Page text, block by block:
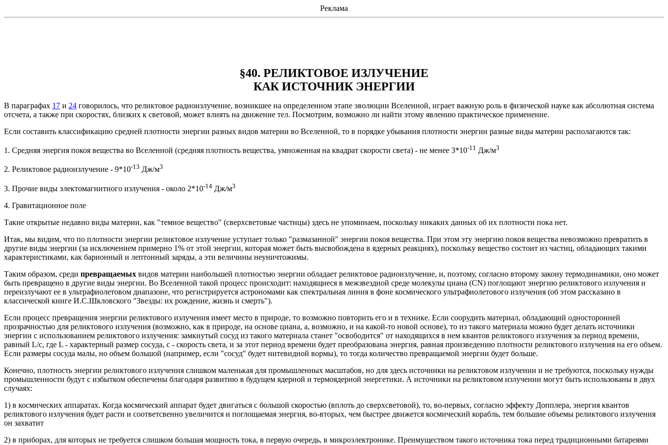
Реклама
§40. РЕЛИКТОВОЕ ИЗЛУЧЕНИЕ
КАК ИСТОЧНИК ЭНЕРГИИ
В параграфах 17 и 24 говорилось, что реликтовое радиоизлучение, возникшее на определенном этапе эволюции Вселенной, играет важную роль в физической науке как абсолютная система
отсчета, а также при скоростях, близких к световой, может влиять на движение тел. Посмотрим, возможно ли найти этому явлению практическое применение.
Если составить классификацию средней плотности энергии разных видов материи во Вселенной, то в порядке убывания плотности энергии разные виды материи располагаются так:
1. Средняя энергия покоя вещества во Вселенной (средняя плотность вещества, умноженная на квадрат скорости света) - не менее 3*10-11 Дж/м3
2. Реликтовое радиоизлучение - 9*10-13 Дж/м3
3. Прочие виды электомагнитного излучения - около 2*10-14 Дж/м3
4. Гравитационное поле
Такие открытые недавно виды материи, как "темное вещество" (сверхсветовые частицы) здесь не упоминаем, поскольку никаких данных об их плотности пока нет.
Итак, мы видим, что по плотности энергии реликтовое излучение уступает только "размазанной" энергии покоя вещества. При этом эту энергию покоя вещества невозможно превратить в
другие виды энергии (за исключением примерно 1% от этой энергии, которая может быть высвобождена в ядерных реакциях), поскольку вещество состоит из частиц, обладающих такими
характеристиками, как барионный и лептонный заряды, а эти величины неуничтожимы.
Таким образом, среди превращаемых видов материи наибольшей плотностью энергии обладает реликтовое радиоизлучение, и, поэтому, согласно второму закону термодинамики, оно может
быть превращено в другие виды энергии. Во Вселенной такой процесс происходит: находящиеся в межзвездной среде молекулы циана (CN) поглощают энергию реликтового излучения и
переизлучают ее в ультрафиолетовом диапазоне, что регистрируется астрономами как спектральная линия в фоне космического ультрафиолетового излучения (об этом рассказано в
классической книге И.С.Шкловского "Звезды: их рождение, жизнь и смерть").
Если процесс превращения энергии реликтового излучения имеет место в природе, то возможно повторить его и в технике. Если соорудить материал, обладающий односторонней
прозрачностью для реликтового излучения (возможно, как в природе, на основе циана, а, возможно, и на какой-то новой основе), то из такого материала можно будет делать источники
энергии с использованием реликтового излучения: замкнутый сосуд из такого материала станет "освободится" от находящихся в нем квантов реликтового излучения за период времени,
равный L/c, где L - характерный размер сосуда, c - скорость света, и за этот период времени будет преобразована энергия, равная произведению плотности реликтового излучения на его объем.
Если размеры сосуда малы, но объем большой (например, если "сосуд" будет нитевидной вормы), то тогда количество превращаемой энергии будет больше.
Конечно, плотность энергии реликтового излучения слишком маленькая для промышленных масштабов, но для здесь источники на реликтовом излучении и не требуются, поскольку нужды
промышленности будут с избытком обеспечены благодаря развитию в будущем ядерной и термоядерной энергетики. А источники на реликтовом излучении могут быть использованы в двух
случаях:
1) в космических аппаратах. Когда космический аппарат будет двигаться с большой скоростью (вплоть до сверхсветовой), то, во-первых, согласно эффекту Допплера, энергия квантов
реликтового излучения будет расти и соответсвенно увеличится и поглощаемая энергия, во-вторых, чем быстрее движется космический корабль, тем большие объемы реликтового излучения
он захватит
2) в приборах, для которых не требуется слишком большая мощность тока, в первую очередь, в микроэлектронике. Преимуществом такого источника тока перед традиционными батареями